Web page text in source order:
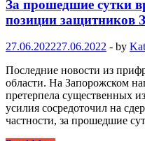
За прошедшие сутки
позиции защитников
27.06.202227.06.2022 - by
Последние новости из
области. На Запорожском
претерпела существенных
усилия сосредоточил на
частности, за прошедшие